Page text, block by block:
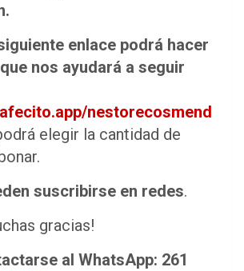
enlace podrá hacer
nos ayudará a seguir
nestorecosmend
elegir la cantidad de
suscribirse en redes.
gracias!
al WhatsApp: 261